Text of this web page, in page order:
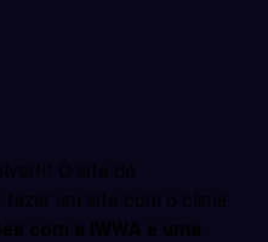
O site do
fazer um site com o clima
com a IWWA e uma